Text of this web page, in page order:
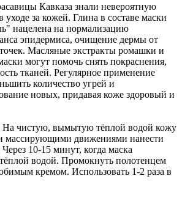
Кавказа знали невероятную
уходе за кожей. Глина в составе маски
нацелена на нормализацию
эпидермиса, очищение дермы от
Масляные экстракты ромашки и
могут помочь снять покраснения,
тканей. Регулярное применение
количество угрей и
новых, придавая коже здоровый и
На чистую, вымытую тёплой водой кожу
движениями нанести
10-15 минут, когда маска
водой. Промокнуть полотенцем
кремом. Использовать 1-2 раза в